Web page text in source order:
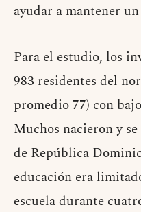
ayudar a mantener
Para el estudio, los
983 residentes del
promedio 77) con
Muchos nacieron y
de República
educación era
escuela durante